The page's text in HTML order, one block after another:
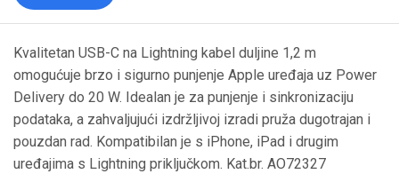
Kvalitetan USB-C na Lightning kabel duljine 1,2 m
omogućuje brzo i sigurno punjenje Apple uređaja uz Power
Delivery do 20 W. Idealan je za punjenje i sinkronizaciju
podataka, a zahvaljujući izdržljivoj izradi pruža dugotrajan i
pouzdan rad. Kompatibilan je s iPhone, iPad i drugim
uređajima s Lightning priključkom. Kat.br. AO72327